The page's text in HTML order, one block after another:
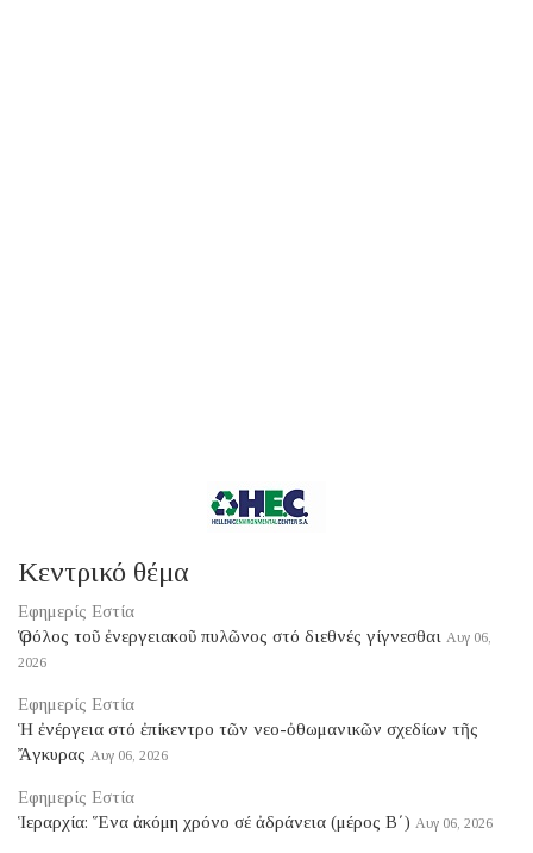
Κεντρικό θέμα
Εφημερίς Εστία
Ὁ ρόλος τοῦ ἐνεργειακοῦ πυλῶνος στό διεθνές γίγνεσθαι Αυγ 06,
2026
Εφημερίς Εστία
Ἡ ἐνέργεια στό ἐπίκεντρο τῶν νεο-ὀθωμανικῶν σχεδίων τῆς
Ἄγκυρας Αυγ 06, 2026
Εφημερίς Εστία
Ἱεραρχία: Ἕνα ἀκόμη χρόνο σέ ἀδράνεια (μέρος B΄) Αυγ 06, 2026